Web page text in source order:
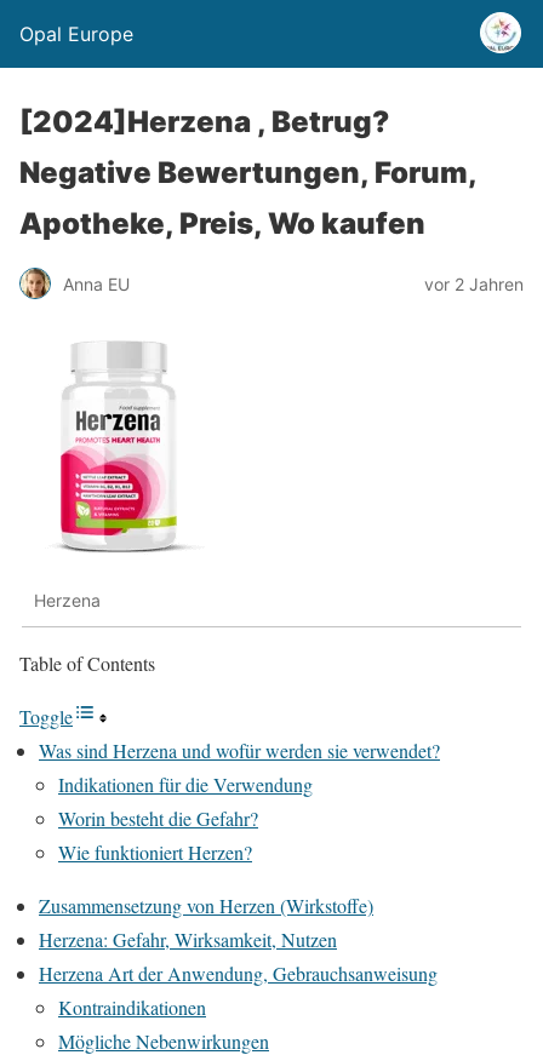
Opal Europe
[2024]Herzena , Betrug?
Negative Bewertungen, Forum,
Apotheke, Preis, Wo kaufen
Anna EU vor 2 Jahren
Herzena
Table of Contents
Toggle
Was sind Herzena und wofür werden sie verwendet?
Indikationen für die Verwendung
Worin besteht die Gefahr?
Wie funktioniert Herzen?
Zusammensetzung von Herzen (Wirkstoffe)
Herzena: Gefahr, Wirksamkeit, Nutzen
Herzena Art der Anwendung, Gebrauchsanweisung
Kontraindikationen
Mögliche Nebenwirkungen